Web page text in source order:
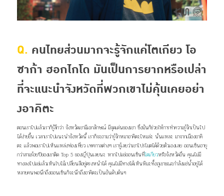
Q. คนไทยส่วนมากจะรู้จักแค่โตเกียว โอ
ซาก้า ฮอกไกโด มันเป็นการยากหรือเปล่า
ที่จะแนะนำจังหวัดที่พวกเขาไม่คุ้นเคยอย่า
งอาคิตะ
ตอนเราไปแล้วเราก็รู้สึกว่า จังหวัดเขามีเอกลักษณ์ มีจุดเด่นของเขา ซึ่งมันก็ช่วยให้การทำความรู้จักเป็นไป
ได้ง่ายขึ้น เวลาเราไปแนะนำจังหวัดนี้ เราก็จะถามว่ารู้จักหมาอาคิตะไหมล่ะ นั่นแหละ มาจากเมืองอาคิ
ตะ แล้วพอเราไปเห็นแหล่งท่องเที่ยว เทศกาลต่างๆ เรารู้เลยว่าเขาโปรโมตได้ด้วยตัวเองเลย ออนเซ็นอายุ
กว่าสามร้อยปีของเขาติด Top 5 ของญี่ปุ่นเลยนะ หากไปแช่ออนเซ็นที่โตเกียวหรือจังหวัดอื่น คุณไม่มี
ทางลงไปแช่แล้วเห็นใบไม้เปลี่ยนสีอยู่ตรงหน้าได้ คุณไม่มีทางได้เห็นหิมะทั้งภูเขาขณะกำลังแช่น้ำอยู่ได้
หลายคนพอนึกถึงออนเซ็นก็จะนึกถึงอาคิตะเป็นอันดับต้นๆ